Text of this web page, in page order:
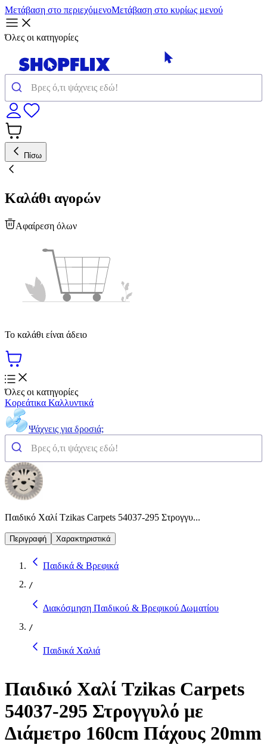
Μετάβαση στο περιεχόμενοΜετάβαση στο κυρίως μενού
Όλες οι κατηγορίες
Πίσω
Καλάθι αγορών
Αφαίρεση όλων
Το καλάθι είναι άδειο
Όλες οι κατηγορίες
Κορεάτικα Καλλυντικά
Ψάχνεις για δροσιά;
Παιδικό Χαλί Tzikas Carpets 54037-295 Στρογγυ...
Περιγραφή Χαρακτηριστικά
Παιδικά & Βρεφικά
/
Διακόσμηση Παιδικού & Βρεφικού Δωματίου
/
Παιδικά Χαλιά
Παιδικό Χαλί Tzikas Carpets
54037-295 Στρογγυλό με
Διάμετρο 160cm Πάχους 20mm